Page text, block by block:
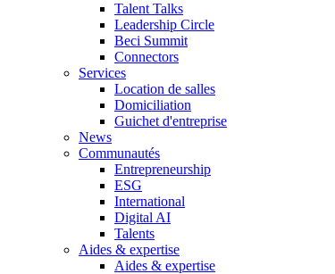
Talent Talks
Leadership Circle
Beci Summit
Connectors
Services
Location de salles
Domiciliation
Guichet d'entreprise
News
Communautés
Entrepreneurship
ESG
International
Digital AI
Talents
Aides & expertise
Aides & expertise